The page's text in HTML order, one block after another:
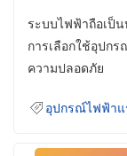
ระบบไฟฟ้าถือเป็
การเลือกใช้อุปก
ความปลอดภัย
อุปกรณ์ไฟฟ้าแ